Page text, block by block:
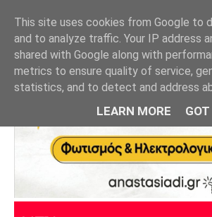
This site uses cookies from Google to
and to analyze traffic. Your IP address
shared with Google along with
metrics to ensure quality of service,
statistics, and to detect and address
LEARN MORE